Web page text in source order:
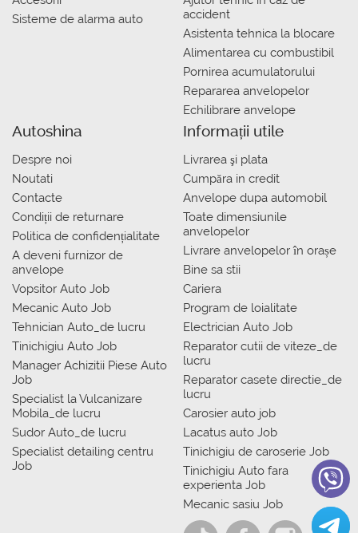
Sisteme de alarma auto
accident
Asistenta tehnica la blocare
Alimentarea cu combustibil
Pornirea acumulatorului
Repararea anvelopelor
Echilibrare anvelope
Autoshina
Despre noi
Noutati
Contacte
Condiții de returnare
Politica de confidențialitate
A deveni furnizor de
anvelope
Vopsitor Auto Job
Mecanic Auto Job
Tehnician Auto_de lucru
Tinichigiu Auto Job
Manager Achizitii Piese Auto
Job
Specialist la Vulcanizare
Mobila_de lucru
Sudor Auto_de lucru
Specialist detailing centru
Job
Informații utile
Livrarea şi plata
Сumpăra in credit
Anvelope dupa automobil
Toate dimensiunile
anvelopelor
Livrare anvelopelor în orașe
Bine sa stii
Cariera
Program de loialitate
Electrician Auto Job
Reparator cutii de viteze_de
lucru
Reparator casete directie_de
lucru
Carosier auto job
Lacatus auto Job
Tinichigiu de caroserie Job
Tinichigiu Auto fara
experienta Job
Mecanic sasiu Job